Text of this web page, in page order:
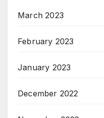
March 2023
February 2023
January 2023
December 2022